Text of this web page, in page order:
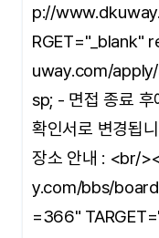
p://
uway.com/
sp; - 면접 종료
확인서로 변경됩
장소 안내 : <br/
y.com/bbs/
=366"